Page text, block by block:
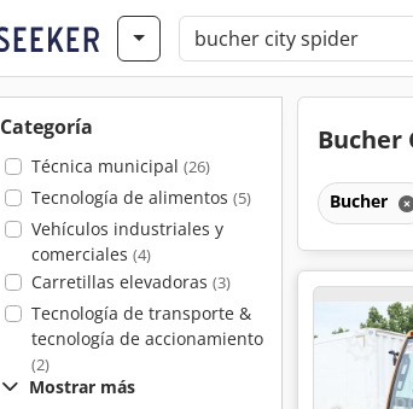
Categoría
Técnica municipal (26)
Tecnología de alimentos (5)
Vehículos industriales y
comerciales (4)
Carretillas elevadoras (3)
Tecnología de transporte &
tecnología de accionamiento
(2)
Mostrar más
Bucher
Bucher